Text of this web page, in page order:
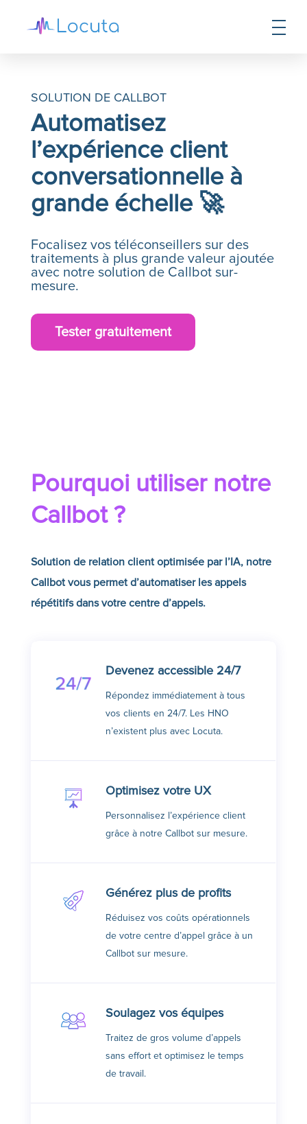
SOLUTION DE CALLBOT
Automatisez
l’expérience client
conversationnelle à
grande échelle 🚀
Focalisez vos téléconseillers sur des
traitements à plus grande valeur ajoutée
avec notre solution de Callbotsur-
mesure.
Tester gratuitement
Pourquoi utiliser notre
Callbot?
Solution de relation client optimisée par l’IA, notre
Callbot vous permet d’automatiser les appels
répétitifs dans votre centre d’appels.
Devenez accessible 24/7
Répondez immédiatement à tous
vos clients en 24/7. Les HNO
n’existent plus avec Locuta.
Optimisez votre UX
Personnalisez l’expérience client
grâce à notre Callbot sur mesure.
Générez plus de profits
Réduisez vos coûts opérationnels
de votre centre d’appel grâce à un
Callbot sur mesure.
Soulagez vos équipes
Traitez de gros volume d’appels
sans effort et optimisez le temps
de travail.